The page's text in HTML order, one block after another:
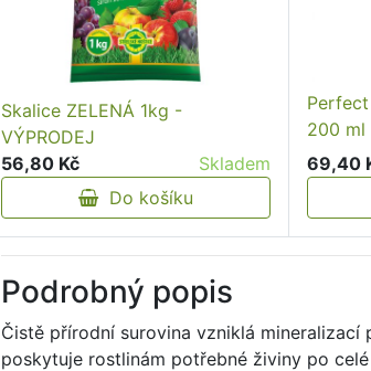
Skalice ZELENÁ 1kg -
VÝPRODEJ
56,80 Kč
Skladem
Do košíku
200 ml
69,40
Podrobný popis
Čistě přírodní surovina vzniklá mineralizací
poskytuje rostlinám potřebné živiny po